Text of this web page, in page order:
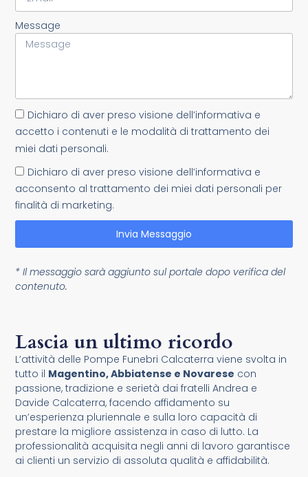
Lascia un ultimo ricordo
L’attività delle Pompe Funebri Calcaterra viene svolta in
tutto il Magentino, Abbiatense e Novarese con
passione, tradizione e serietà dai fratelli Andrea e
Davide Calcaterra, facendo affidamento su
un’esperienza pluriennale e sulla loro capacità di
prestare la migliore assistenza in caso di lutto. La
professionalità acquisita negli anni di lavoro garantisce
ai clienti un servizio di assoluta qualità e affidabilità.
Message
Dichiaro di aver preso visione dell’informativa e
accetto i contenuti e le modalità di trattamento dei
miei dati personali.
Dichiaro di aver preso visione dell’informativa e
acconsento al trattamento dei miei dati personali per
finalità di marketing.
Invia Messaggio
* Il messaggio sarà aggiunto sul portale dopo verifica del
contenuto.